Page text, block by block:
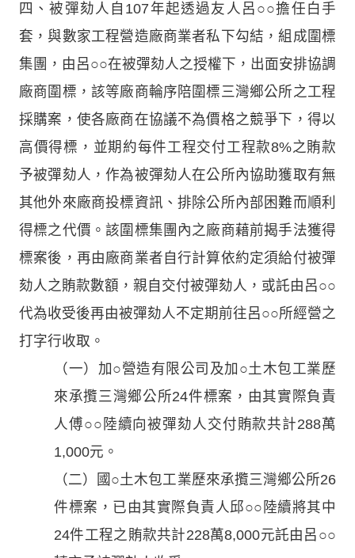
四、被彈劾人自107年起透過友人呂○○擔任白手
套，與數家工程營造廠商業者私下勾結，組成圍標
集團，由呂○○在被彈劾人之授權下，出面安排協調
廠商圍標，該等廠商輪序陪圍標三灣鄉公所之工程
採購案，使各廠商在協議不為價格之競爭下，得以
高價得標，並期約每件工程交付工程款8%之賄款
予被彈劾人，作為被彈劾人在公所內協助獲取有無
其他外來廠商投標資訊、排除公所內部困難而順利
得標之代價。該圍標集團內之廠商藉前揭手法獲得
標案後，再由廠商業者自行計算依約定須給付被彈
劾人之賄款數額，親自交付被彈劾人，或託由呂○○
代為收受後再由被彈劾人不定期前往呂○○所經營之
打字行收取。
（一）加○營造有限公司及加○土木包工業歷
來承攬三灣鄉公所24件標案，由其實際負責
人傅○○陸續向被彈劾人交付賄款共計288萬
1,000元。
（二）國○土木包工業歷來承攬三灣鄉公所26
件標案，已由其實際負責人邱○○陸續將其中
24件工程之賄款共計228萬8,000元託由呂○○